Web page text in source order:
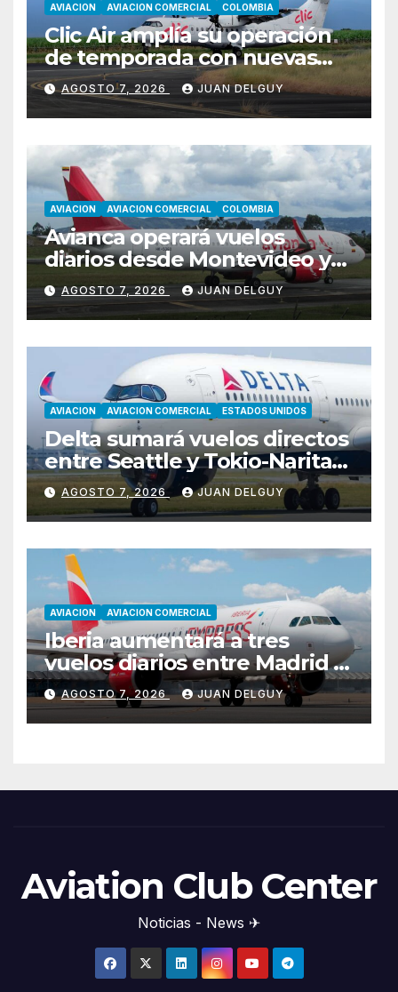
AVIACION AVIACION COMERCIAL COLOMBIA
Clic Air amplía su operación
de temporada con nuevas
rutas hacia Cartagena y Tolú
AGOSTO 7, 2026 JUAN DELGUY
AVIACION AVIACION COMERCIAL COLOMBIA
Avianca operará vuelos
diarios desde Montevideo y
Asunción hacia Bogotá
AGOSTO 7, 2026 JUAN DELGUY
AVIACION AVIACION COMERCIAL ESTADOS UNIDOS
Delta sumará vuelos directos
entre Seattle y Tokio-Narita
desde marzo de 2027
AGOSTO 7, 2026 JUAN DELGUY
AVIACION AVIACION COMERCIAL
Iberia aumentará a tres
vuelos diarios entre Madrid y
Menorca durante el invierno
AGOSTO 7, 2026 JUAN DELGUY
Aviation Club Center
Noticias - News ✈